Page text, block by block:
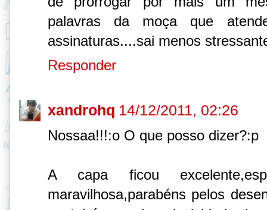
palavras da moça que
assinaturas....sai menos
Responder
xandrohq 14/12/2011, 02:26
Nossaa!!!:o O que posso dizer?:p
A capa ficou
maravilhosa,parabéns pelos